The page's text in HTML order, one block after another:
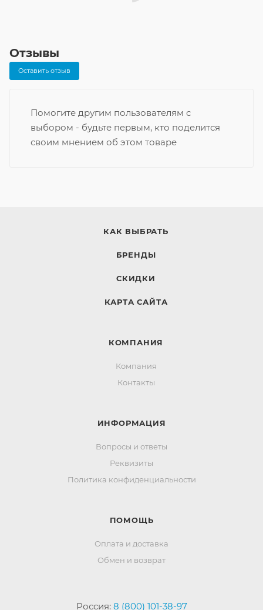
Отзывы
Оставить отзыв
Помогите другим пользователям с
выбором - будьте первым, кто поделится
своим мнением об этом товаре
КАК ВЫБРАТЬ
БРЕНДЫ
СКИДКИ
КАРТА САЙТА
КОМПАНИЯ
Компания
Контакты
ИНФОРМАЦИЯ
Вопросы и ответы
Реквизиты
Политика конфиденциальности
ПОМОЩЬ
Оплата и доставка
Обмен и возврат
Россия: 8 (800) 101-38-97